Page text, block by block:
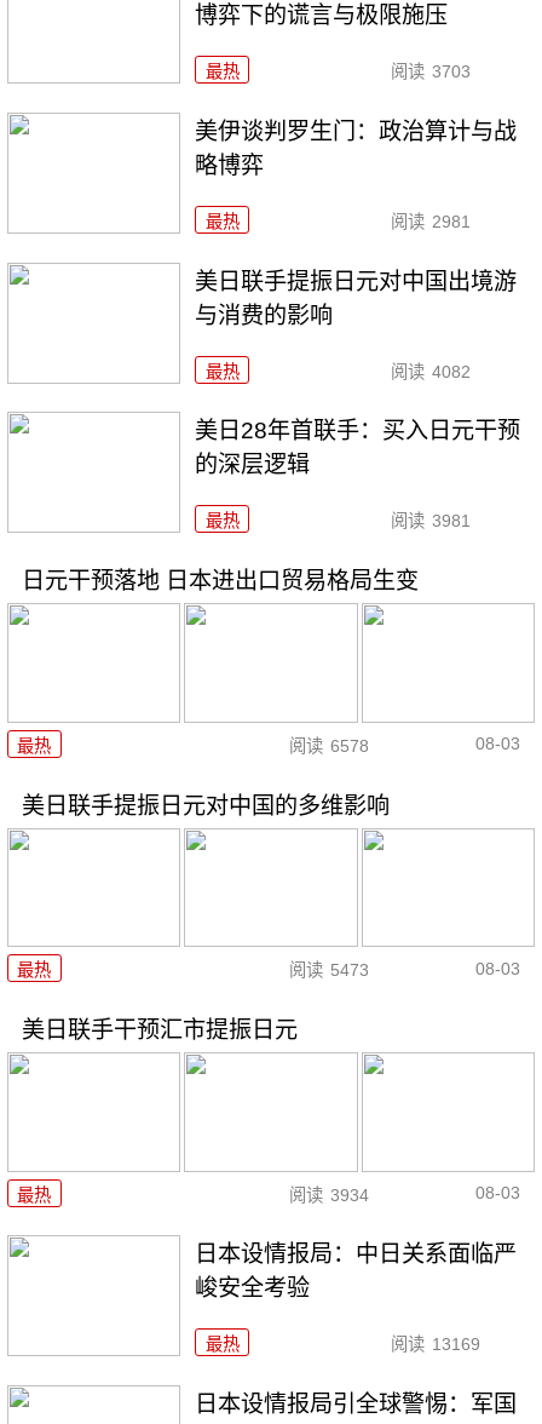
博弈下的谎言与极限施压
最热 阅读 3703
美伊谈判罗生门：政治算计与战
略博弈
最热 阅读 2981
美日联手提振日元对中国出境游
与消费的影响
最热 阅读 4082
美日28年首联手：买入日元干预
的深层逻辑
最热 阅读 3981
日元干预落地 日本进出口贸易格局生变
最热 阅读 6578 08-03
美日联手提振日元对中国的多维影响
最热 阅读 5473 08-03
美日联手干预汇市提振日元
最热 阅读 3934 08-03
日本设情报局：中日关系面临严
峻安全考验
最热 阅读 13169
日本设情报局引全球警惕：军国